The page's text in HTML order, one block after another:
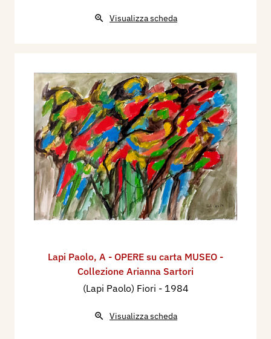
Visualizza scheda
Lapi Paolo, A - OPERE su carta MUSEO -
Collezione Arianna Sartori
(Lapi Paolo) Fiori - 1984
Visualizza scheda